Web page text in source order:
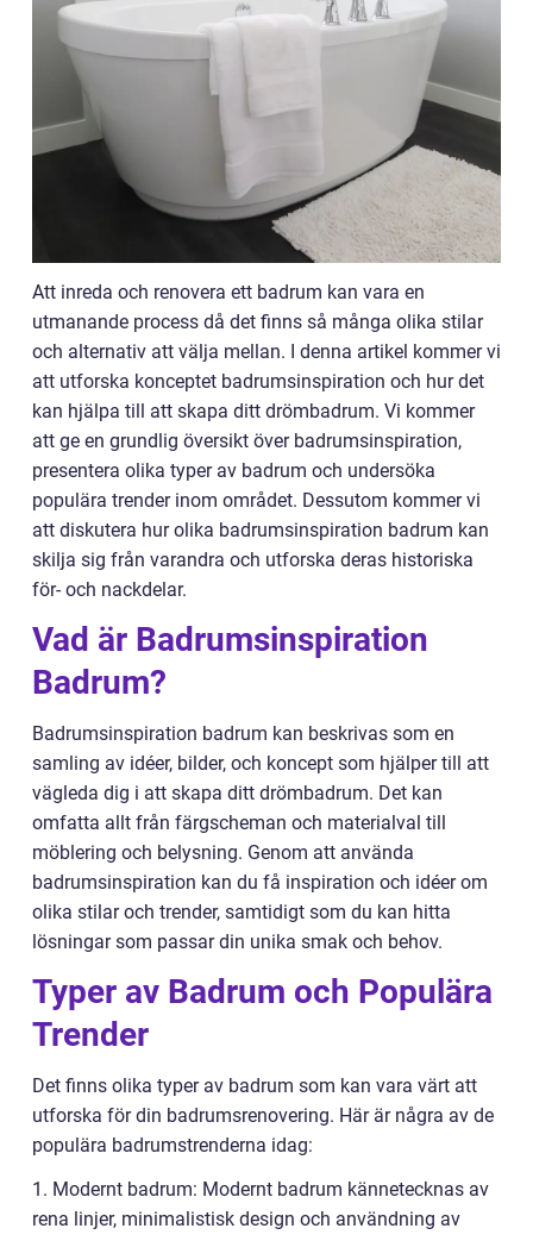
Att inreda och renovera ett badrum kan vara en
utmanande process då det finns så många olika stilar
och alternativ att välja mellan. I denna artikel kommer vi
att utforska konceptet badrumsinspiration och hur det
kan hjälpa till att skapa ditt drömbadrum. Vi kommer
att ge en grundlig översikt över badrumsinspiration,
presentera olika typer av badrum och undersöka
populära trender inom området. Dessutom kommer vi
att diskutera hur olika badrumsinspiration badrum kan
skilja sig från varandra och utforska deras historiska
för- och nackdelar.
Vad är Badrumsinspiration
Badrum?
Badrumsinspiration badrum kan beskrivas som en
samling av idéer, bilder, och koncept som hjälper till att
vägleda dig i att skapa ditt drömbadrum. Det kan
omfatta allt från färgscheman och materialval till
möblering och belysning. Genom att använda
badrumsinspiration kan du få inspiration och idéer om
olika stilar och trender, samtidigt som du kan hitta
lösningar som passar din unika smak och behov.
Typer av Badrum och Populära
Trender
Det finns olika typer av badrum som kan vara värt att
utforska för din badrumsrenovering. Här är några av de
populära badrumstrenderna idag:
1. Modernt badrum: Modernt badrum kännetecknas av
rena linjer, minimalistisk design och användning av